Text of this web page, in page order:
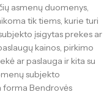
asmenų duomenys,
tik tiems, kurie turi
įsigytas prekes ar
kainos, pirkimo
ar paslauga ir kita su
subjekto
forma Bendrovės